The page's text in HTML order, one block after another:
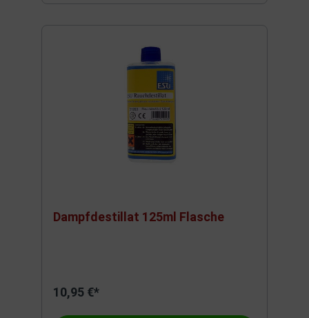
Dampfdestillat 125ml Flasche
10,95 €*